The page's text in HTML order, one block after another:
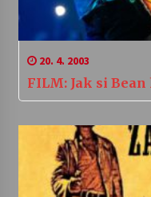
20. 4. 2003
FILM: Jak si